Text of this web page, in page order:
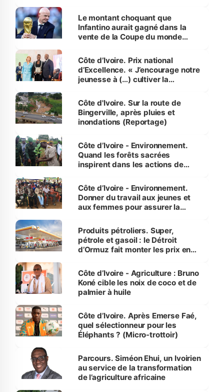
Le montant choquant que
Infantino aurait gagné dans la
vente de la Coupe du monde
Côte d’Ivoire. Prix national
d’Excellence. « J’encourage notre
jeunesse à (…) cultiver la
(Alassane Ouattara
Côte d'Ivoire. Sur la route de
Bingerville, après pluies et
inondations (Reportage)
Côte d’Ivoire - Environnement.
Quand les forêts sacrées
inspirent dans les actions de
Côte d’Ivoire - Environnement.
Donner du travail aux jeunes et
aux femmes pour assurer la
menacées
Produits pétroliers. Super,
pétrole et gasoil : le Détroit
d’Ormuz fait monter les prix en
Côte d’Ivoire - Agriculture : Bruno
Koné cible les noix de coco et de
palmier à huile
Côte d’Ivoire. Après Emerse Faé,
quel sélectionneur pour les
Éléphants ? (Micro-trottoir)
Parcours. Siméon Ehui, un Ivoirien
au service de la transformation
de l’agriculture africaine